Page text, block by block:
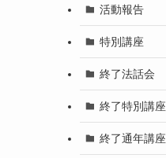
活動報告
特別講座
終了法話会
終了特別講座
終了通年講座